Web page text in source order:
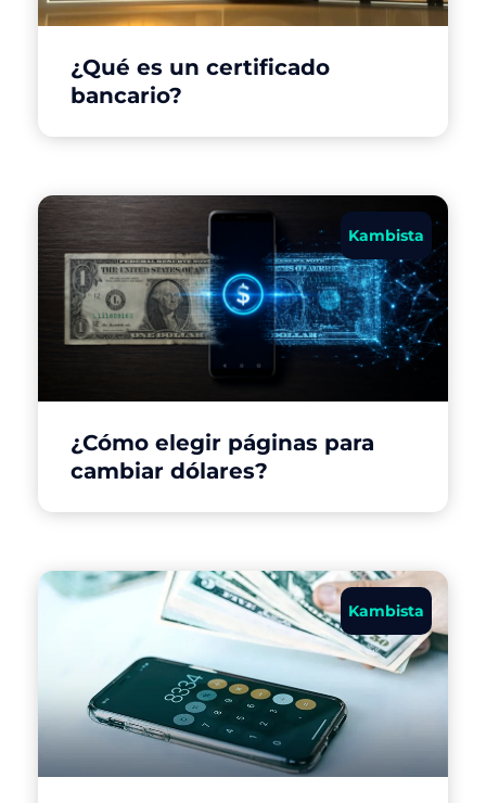
¿Qué es un certificado
bancario?
Kambista
¿Cómo elegir páginas para
cambiar dólares?
Kambista